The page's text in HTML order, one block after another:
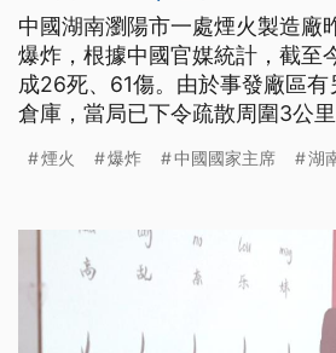
中國湖南瀏陽市一處煙火製造廠
爆炸，根據中國官媒統計，截至
成26死、61傷。由於事發廠區
倉庫，當局已下令疏散周圍3公
煙火 爆炸 中國國家主席 湖